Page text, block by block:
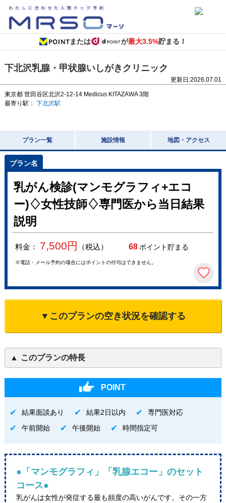
または が最大3.5%貯まる！
下北沢乳腺・甲状腺いしがきクリニック
更新日:2026.07.01
東京都 世田谷区北沢2-12-14 Medicus KITAZAWA 3階
最寄り駅： 下北沢駅
プラン一覧 施設情報 地図・アクセス
乳がん検診(マンモグラフィ+エコ
ー)♢女性技師♢専門医から当日結果
説明
料金： 7,500円 （税込） 68ポイント貯まる
※電話・メール予約の場合にはポイントの付与はできません。
▼このプランの空き状況を確認する
このプランの特長
POINT
結果面談あり 結果2日以内
専門医対応
午前開始
午後開始 時間指定可
●「マンモグラフィ」「乳腺エコー」のセット
コース●
乳がんは女性が発症する最も頻度の高いがんです。その一方